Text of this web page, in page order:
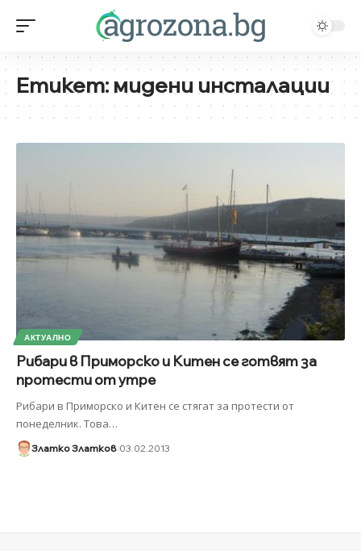
Етикет:мидени инсталации
АКТУАЛНО
Рибари в Приморско и Китен се готвят за
протести от утре
Рибари в Приморско и Китен се стягат за протести от
понеделник. Това…
Златко Златков 03.02.2013